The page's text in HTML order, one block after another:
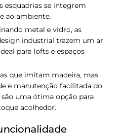
esquadrias se integrem
ao ambiente.
metal e vidro, as
industrial trazem um ar
para lofts e espaços
que imitam madeira, mas
e manutenção facilitada do
uma ótima opção para
acolhedor.